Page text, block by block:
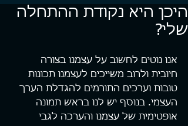
היכן היא נקודת ההתחלה
שלי?
אנו נוטים לחשוב על עצמנו בצורה
חיובית ולרוב משייכים לעצמנו תכונות
טובות וערכים התורמים להגדלת הערך
העצמי. בנוסף יש לנו בראש תמונה
אופטימית של עצמנו והערכה לגבי